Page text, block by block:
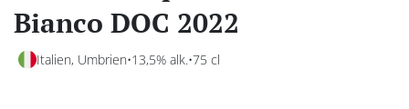
Bianco DOC 2022
Italien, Umbrien 13,5% alk. 75 cl